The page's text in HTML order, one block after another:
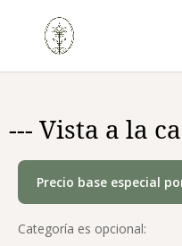
--- Vista a la
Precio base especial
Categoría es opcional: